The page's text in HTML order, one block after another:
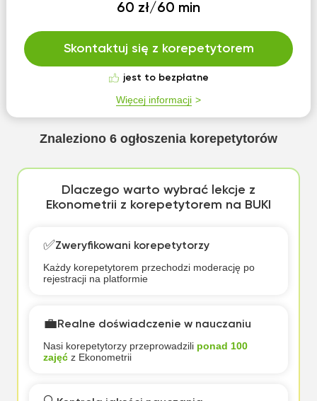
60 zł/60 min
Skontaktuj się z korepetytorem
jest to bezpłatne
Więcej informacji
Znaleziono 6 ogłoszenia korepetytorów
Dlaczego warto wybrać lekcje z
Ekonometrii z korepetytorem na BUKI
✅Zweryfikowani korepetytorzy
Każdy korepetytorem przechodzi moderację po
rejestracji na platformie
💼Realne doświadczenie w nauczaniu
Nasi korepetytorzy przeprowadzili ponad 100
zajęćz Ekonometrii